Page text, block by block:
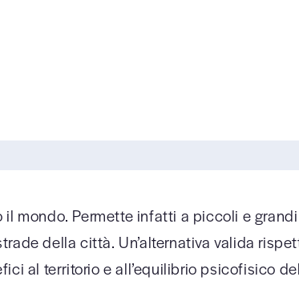
mondo. Permette infatti a piccoli e
della città. Un’alternativa valida
al territorio e all’equilibrio psicofisico